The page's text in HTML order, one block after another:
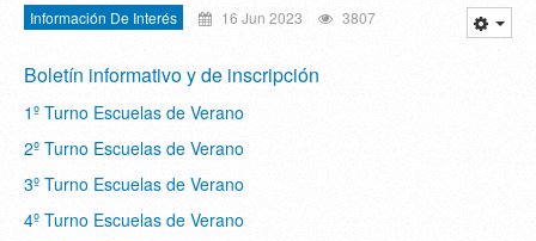
Información De Interés 16 Jun 2023 3807
Boletín informativo y de inscripción
1º Turno Escuelas de Verano
2º Turno Escuelas de Verano
3º Turno Escuelas de Verano
4º Turno Escuelas de Verano